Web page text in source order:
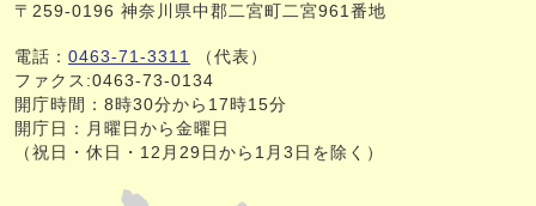
〒259-0196 神奈川県中郡二宮町二宮961番地
電話： 0463-71-3311
（代表）
ファクス:0463-73-0134
開庁時間：8時30分から17時15分
開庁日：月曜日から金曜日
（祝日・休日・12月29日から1月3日を除く）